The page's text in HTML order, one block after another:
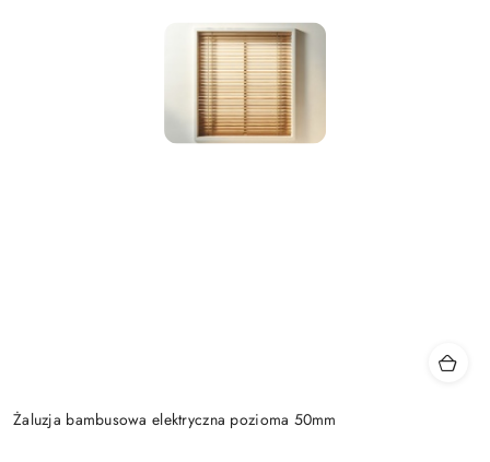
Żaluzja bambusowa elektryczna pozioma 50mm